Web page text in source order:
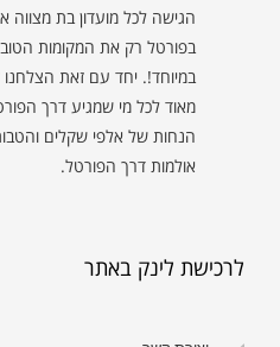
הגישה לכל מועדון בת מצווה
בפורטל רק את המקומות
במיוחד!. יחד עם זאת
מאוד לכל מי שמגיע דרך
הנחות של אלפי שקלים
אולמות דרך הפורטל.
לרכישת לינק באתר